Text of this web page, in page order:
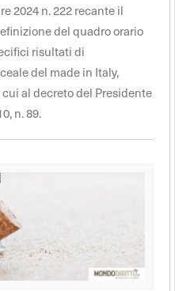
2024 n. 222 recante il
del quadro orario
risultati di
del made in Italy,
al decreto del Presidente
n. 89.